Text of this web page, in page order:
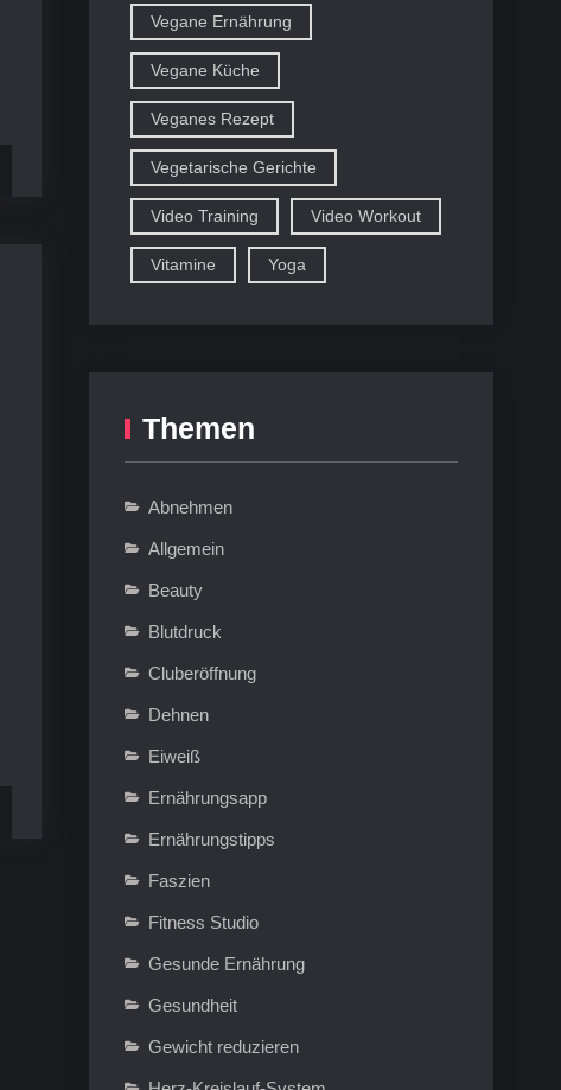
Vegane Ernährung
Vegane Küche
Veganes Rezept
Vegetarische Gerichte
Video Training Video Workout
Vitamine Yoga
Themen
Abnehmen
Allgemein
Beauty
Blutdruck
Cluberöffnung
Dehnen
Eiweiß
Ernährungsapp
Ernährungstipps
Faszien
Fitness Studio
Gesunde Ernährung
Gesundheit
Gewicht reduzieren